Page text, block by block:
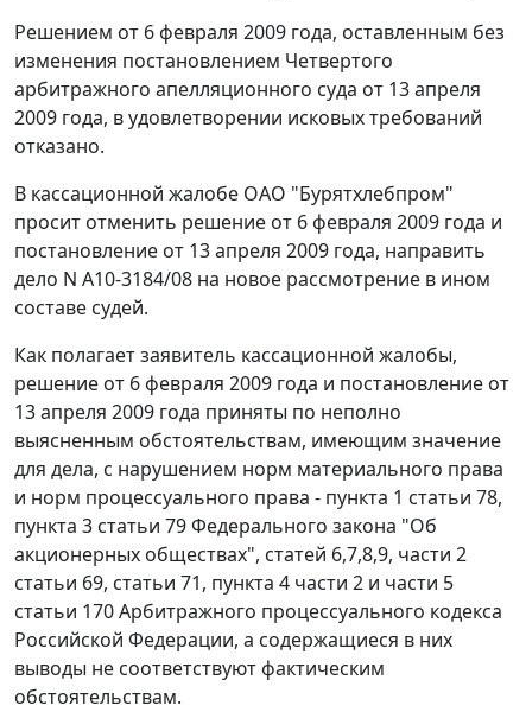
Решением от 6 февраля 2009 года, оставленным без
изменения постановлением Четвертого
арбитражного апелляционного суда от 13 апреля
2009 года, в удовлетворении исковых требований
отказано.
В кассационной жалобе ОАО "Бурятхлебпром"
просит отменить решение от 6 февраля 2009 года и
постановление от 13 апреля 2009 года, направить
дело N А10-3184/08 на новое рассмотрение в ином
составе судей.
Как полагает заявитель кассационной жалобы,
решение от 6 февраля 2009 года и постановление от
13 апреля 2009 года приняты по неполно
выясненным обстоятельствам, имеющим значение
для дела, с нарушением норм материального права
и норм процессуального права - пункта 1 статьи 78,
пункта 3 статьи 79Федерального закона "Об
акционерных обществах", статей 6,7,8,9, части 2
статьи 69, статьи 71, пункта 4 части 2 и части 5
статьи 170Арбитражного процессуального кодекса
Российской Федерации, а содержащиеся в них
выводы не соответствуют фактическим
обстоятельствам.